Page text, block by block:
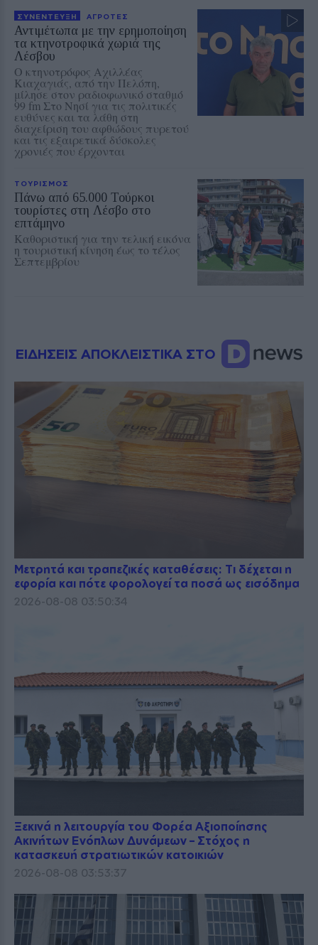
ΣΥΝΕΝΤΕΥΞΗ ΑΓΡΟΤΕΣ
Αντιμέτωπα με την ερημοποίηση
τα κτηνοτροφικά χωριά της
Λέσβου
Ο κτηνοτρόφος Αχιλλέας
Κιαχαγιάς, από την Πελόπη,
μίλησε στον ραδιοφωνικό σταθμό
99 fm Στο Νησί για τις πολιτικές
ευθύνες και τα λάθη στη
διαχείριση του αφθώδους πυρετού
και τις εξαιρετικά δύσκολες
χρονιές που έρχονται
ΤΟΥΡΙΣΜΟΣ
Πάνω από 65.000 Τούρκοι
τουρίστες στη Λέσβο στο
επτάμηνο
Καθοριστική για την τελική εικόνα
η τουριστική κίνηση έως το τέλος
Σεπτεμβρίου
ΕΙΔΗΣΕΙΣ ΑΠΟΚΛΕΙΣΤΙΚΑ ΣΤΟ
Μετρητά και τραπεζικές καταθέσεις: Τι δέχεται η
εφορία και πότε φορολογεί τα ποσά ως εισόδημα
2026-08-08 03:50:34
Ξεκινά η λειτουργία του Φορέα Αξιοποίησης
Ακινήτων Ενόπλων Δυνάμεων – Στόχος η
κατασκευή στρατιωτικών κατοικιών
2026-08-08 03:53:37